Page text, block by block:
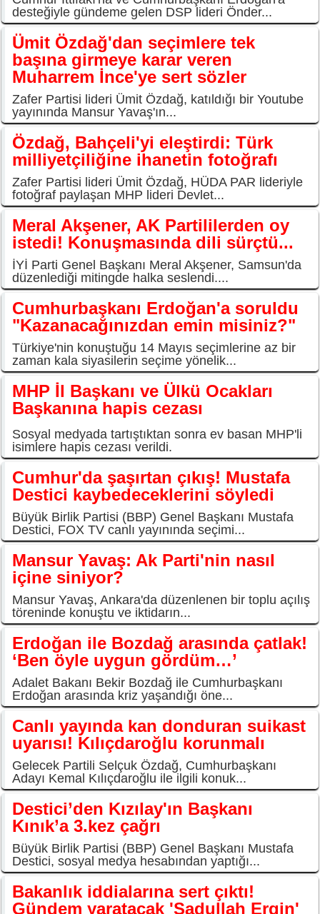
desteğiyle gündeme gelen DSP lideri Önder...
Ümit Özdağ'dan seçimlere tek
başına girmeye karar veren
Muharrem İnce'ye sert sözler
Zafer Partisi lideri Ümit Özdağ, katıldığı bir Youtube
yayınında Mansur Yavaş'ın...
Özdağ, Bahçeli'yi eleştirdi: Türk
milliyetçiliğine ihanetin fotoğrafı
Zafer Partisi lideri Ümit Özdağ, HÜDA PAR lideriyle
fotoğraf paylaşan MHP lideri Devlet...
Meral Akşener, AK Partililerden oy
istedi! Konuşmasında dili sürçtü...
İYİ Parti Genel Başkanı Meral Akşener, Samsun'da
düzenlediği mitingde halka seslendi....
Cumhurbaşkanı Erdoğan'a soruldu
"Kazanacağınızdan emin misiniz?"
Türkiye'nin konuştuğu 14 Mayıs seçimlerine az bir
zaman kala siyasilerin seçime yönelik...
MHP İl Başkanı ve Ülkü Ocakları
Başkanına hapis cezası
Sosyal medyada tartıştıktan sonra ev basan MHP'li
isimlere hapis cezası verildi.
Cumhur'da şaşırtan çıkış! Mustafa
Destici kaybedeceklerini söyledi
Büyük Birlik Partisi (BBP) Genel Başkanı Mustafa
Destici, FOX TV canlı yayınında seçimi...
Mansur Yavaş: Ak Parti'nin nasıl
içine siniyor?
Mansur Yavaş, Ankara'da düzenlenen bir toplu açılış
töreninde konuştu ve iktidarın...
Erdoğan ile Bozdağ arasında çatlak!
‘Ben öyle uygun gördüm…’
Adalet Bakanı Bekir Bozdağ ile Cumhurbaşkanı
Erdoğan arasında kriz yaşandığı öne...
Canlı yayında kan donduran suikast
uyarısı! Kılıçdaroğlu korunmalı
Gelecek Partili Selçuk Özdağ, Cumhurbaşkanı
Adayı Kemal Kılıçdaroğlu ile ilgili konuk...
Destici’den Kızılay'ın Başkanı
Kınık’a 3.kez çağrı
Büyük Birlik Partisi (BBP) Genel Başkanı Mustafa
Destici, sosyal medya hesabından yaptığı...
Bakanlık iddialarına sert çıktı!
Gündem yaratacak 'Sadullah Ergin'